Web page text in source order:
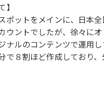
】
ポットをメインに、日本
ウントでしたが、徐々に
ナルのコンテンツで運用し
で８割ほど作成しており